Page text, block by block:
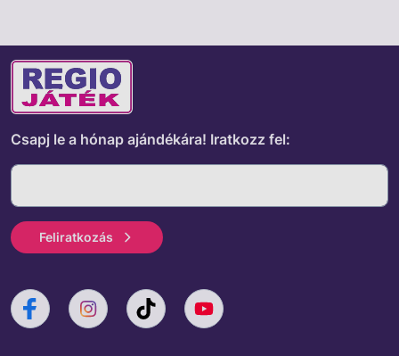
Csapj le a hónap ajándékára! Iratkozz fel:
Feliratkozás